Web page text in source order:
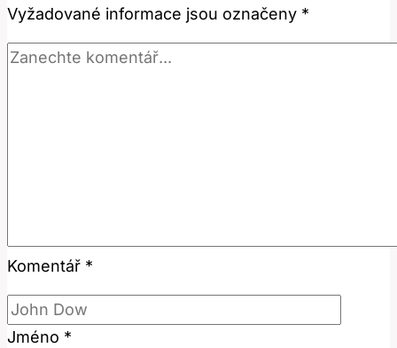
Vyžadované informace jsou označeny *
Komentář *
Jméno *